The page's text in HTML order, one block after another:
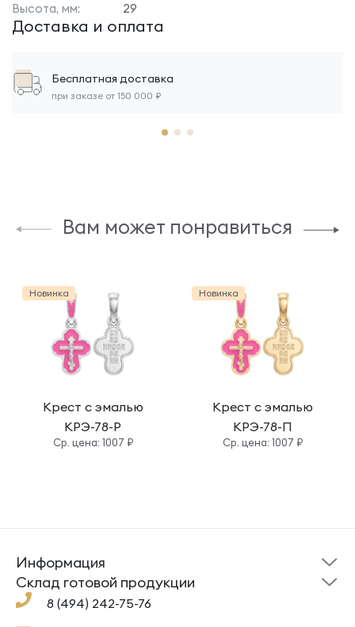
Высота, мм: 29
Доставка и оплата
Бесплатная доставка
при заказе от 150 000 ₽
Вам может понравиться
Новинка
Крест с эмалью
КРЭ-78-Р
Cр. цена: 1007 ₽
Новинка
Крест с эмалью
КРЭ-78-П
Cр. цена: 1007 ₽
8 (494) 242-75-76
Информация
Склад готовой
продукции
Под заказ
Помощь
Cклад готовой продукции
Кресты
Кольца
Ложки